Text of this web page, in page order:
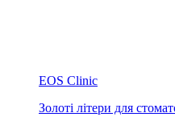
EOS Clinic
Золоті літери для